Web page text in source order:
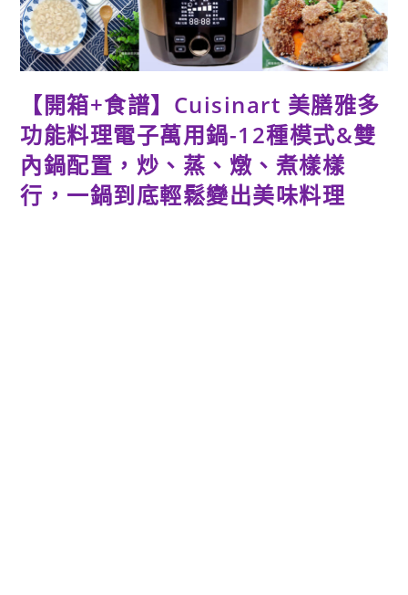
【開箱+食譜】Cuisinart 美膳雅多
功能料理電子萬用鍋-12種模式&雙
內鍋配置，炒、蒸、燉、煮樣樣
行，一鍋到底輕鬆變出美味料理